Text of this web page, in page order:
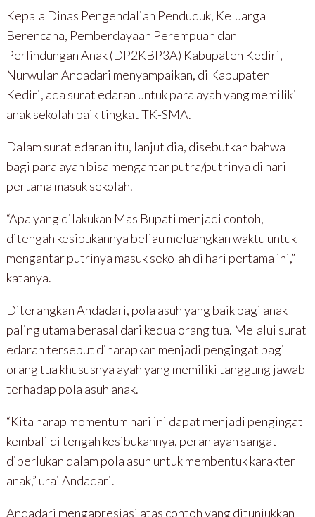
Kepala Dinas Pengendalian Penduduk, Keluarga
Berencana, Pemberdayaan Perempuan dan
Perlindungan Anak (DP2KBP3A) Kabupaten Kediri,
Nurwulan Andadari menyampaikan, di Kabupaten
Kediri, ada surat edaran untuk para ayah yang memiliki
anak sekolah baik tingkat TK-SMA.
Dalam surat edaran itu, lanjut dia, disebutkan bahwa
bagi para ayah bisa mengantar putra/putrinya di hari
pertama masuk sekolah.
“Apa yang dilakukan Mas Bupati menjadi contoh,
ditengah kesibukannya beliau meluangkan waktu untuk
mengantar putrinya masuk sekolah di hari pertama ini,”
katanya.
Diterangkan Andadari, pola asuh yang baik bagi anak
paling utama berasal dari kedua orang tua. Melalui surat
edaran tersebut diharapkan menjadi pengingat bagi
orang tua khususnya ayah yang memiliki tanggung jawab
terhadap pola asuh anak.
“Kita harap momentum hari ini dapat menjadi pengingat
kembali di tengah kesibukannya, peran ayah sangat
diperlukan dalam pola asuh untuk membentuk karakter
anak,” urai Andadari.
Andadari mengapresiasi atas contoh yang ditunjukkan